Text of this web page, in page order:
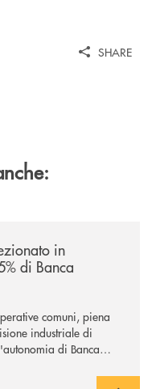
SHARE
in
di Banca
comuni, piena
industriale di
di Banca
dell’operazione.